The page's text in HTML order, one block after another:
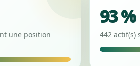
une position
93 %
442 actif(s)